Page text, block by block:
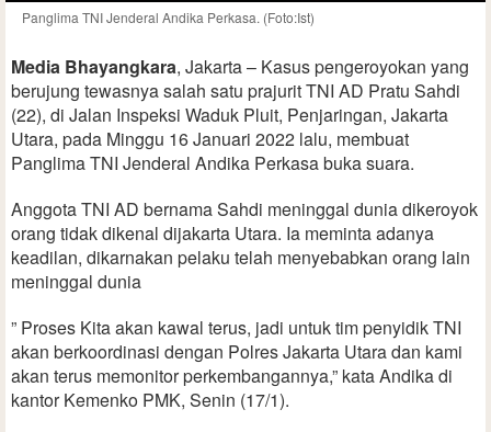
Panglima TNI Jenderal Andika Perkasa. (Foto:Ist)
Media Bhayangkara, Jakarta – Kasus pengeroyokan yang
berujung tewasnya salah satu prajurit TNI AD Pratu Sahdi
(22), di Jalan Inspeksi Waduk Pluit, Penjaringan, Jakarta
Utara, pada Minggu 16 Januari 2022 lalu, membuat
Panglima TNI Jenderal Andika Perkasa buka suara.
Anggota TNI AD bernama Sahdi meninggal dunia dikeroyok
orang tidak dikenal dijakarta Utara. Ia meminta adanya
keadilan, dikarnakan pelaku telah menyebabkan orang lain
meninggal dunia
” Proses Kita akan kawal terus, jadi untuk tim penyidik TNI
akan berkoordinasi dengan Polres Jakarta Utara dan kami
akan terus memonitor perkembangannya,” kata Andika di
kantor Kemenko PMK, Senin (17/1).